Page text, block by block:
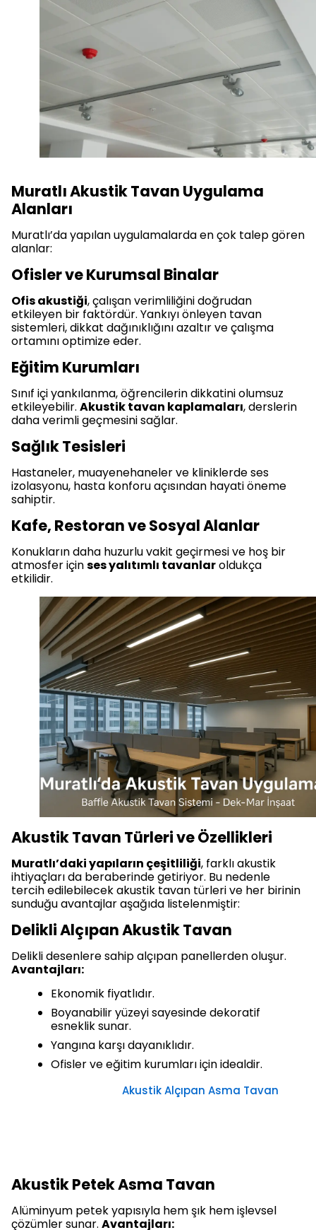
Muratlı Akustik Tavan Uygulama
Alanları
Muratlı’da yapılan uygulamalarda en çok talep gören
alanlar:
Ofisler ve Kurumsal Binalar
Ofis akustiği, çalışan verimliliğini doğrudan
etkileyen bir faktördür. Yankıyı önleyen tavan
sistemleri, dikkat dağınıklığını azaltır ve çalışma
ortamını optimize eder.
Eğitim Kurumları
Sınıf içi yankılanma, öğrencilerin dikkatini olumsuz
etkileyebilir. Akustik tavan kaplamaları, derslerin
daha verimli geçmesini sağlar.
Sağlık Tesisleri
Hastaneler, muayenehaneler ve kliniklerde ses
izolasyonu, hasta konforu açısından hayati öneme
sahiptir.
Kafe, Restoran ve Sosyal Alanlar
Konukların daha huzurlu vakit geçirmesi ve hoş bir
atmosfer içinses yalıtımlı tavanlaroldukça
etkilidir.
Akustik Tavan Türleri ve Özellikleri
Muratlı’daki yapıların çeşitliliği, farklı akustik
ihtiyaçları da beraberinde getiriyor. Bu nedenle
tercih edilebilecek akustik tavan türleri ve her birinin
sunduğu avantajlar aşağıda listelenmiştir:
Delikli Alçıpan Akustik Tavan
Delikli desenlere sahip alçıpan panellerden oluşur.
Avantajları:
Ekonomik fiyatlıdır.
Boyanabilir yüzeyi sayesinde dekoratif
esneklik sunar.
Yangına karşı dayanıklıdır.
Ofisler ve eğitim kurumları için idealdir.
Akustik Alçıpan Asma Tavan
Akustik Petek Asma Tavan
Alüminyum petek yapısıyla hem şık hem işlevsel
çözümler sunar. Avantajları: